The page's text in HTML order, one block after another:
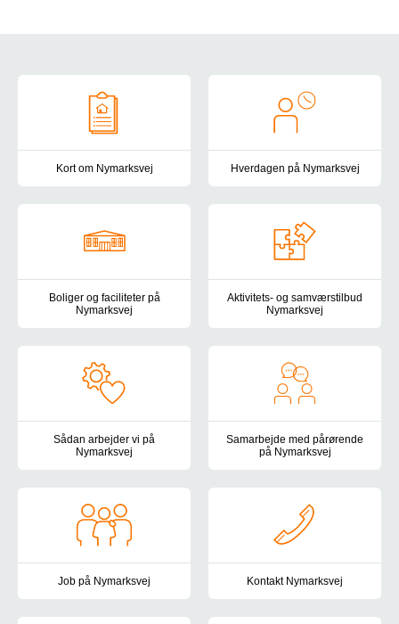
Kort om Nymarksvej Hverdagen på Nymarksvej
Boliger og faciliteter på
Nymarksvej
Aktivitets- og samværstilbud
Nymarksvej
Sådan arbejder vi på
Nymarksvej
Samarbejde med pårørende
på Nymarksvej
Job på Nymarksvej Kontakt Nymarksvej